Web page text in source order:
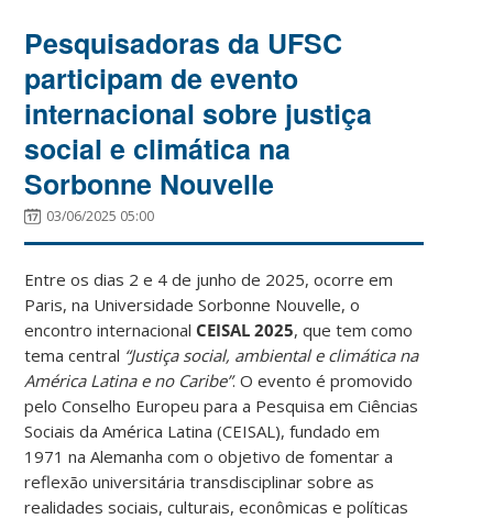
Pesquisadoras da UFSC
participam de evento
internacional sobre justiça
social e climática na
Sorbonne Nouvelle
03/06/2025 05:00
Entre os dias 2 e 4 de junho de 2025, ocorre em
Paris, na Universidade Sorbonne Nouvelle, o
encontro internacional CEISAL 2025, que tem como
tema central “Justiça social, ambiental e climática na
América Latina e no Caribe”. O evento é promovido
pelo Conselho Europeu para a Pesquisa em Ciências
Sociais da América Latina (CEISAL), fundado em
1971 na Alemanha com o objetivo de fomentar a
reflexão universitária transdisciplinar sobre as
realidades sociais, culturais, econômicas e políticas